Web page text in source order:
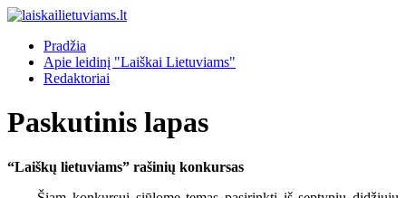
Pradžia
Apie leidinį "Laiškai Lietuviams"
Redaktoriai
Paskutinis lapas
“Laiškų lietuviams” rašinių konkursas